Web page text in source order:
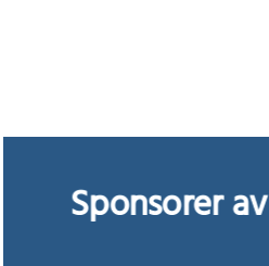
Sponsorer